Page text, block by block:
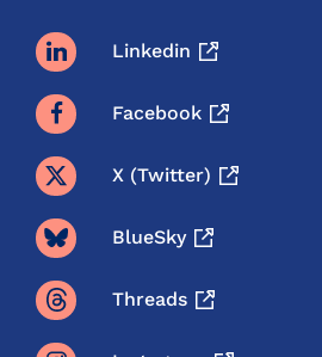
Linkedin
Facebook
X (twitter)
BlueSky
Threads